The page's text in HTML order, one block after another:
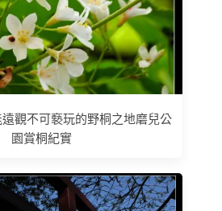
觀不可褻玩的野桐之地磨兒公
園賞桐紀實